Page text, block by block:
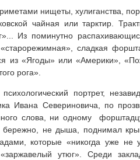
нищеты, хулиганства,
чайная или тарктир.
Из поминутно
сладкая
из «Ягоды» или «Америки»,
рога».
портрет,
Ивана Севериновича, по
слова, ни одному
бережно, не дыша, поднимал
которые «никогда уже не
утюг». Среди